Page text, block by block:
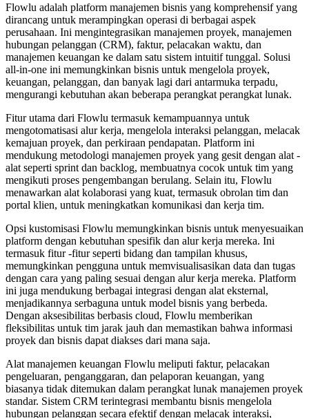
Flowlu adalah platform manajemen bisnis yang komprehensif yang
dirancang untuk merampingkan operasi di berbagai aspek
perusahaan. Ini mengintegrasikan manajemen proyek, manajemen
hubungan pelanggan (CRM), faktur, pelacakan waktu, dan
manajemen keuangan ke dalam satu sistem intuitif tunggal. Solusi
all-in-one ini memungkinkan bisnis untuk mengelola proyek,
keuangan, pelanggan, dan banyak lagi dari antarmuka terpadu,
mengurangi kebutuhan akan beberapa perangkat perangkat lunak.
Fitur utama dari Flowlu termasuk kemampuannya untuk
mengotomatisasi alur kerja, mengelola interaksi pelanggan, melacak
kemajuan proyek, dan perkiraan pendapatan. Platform ini
mendukung metodologi manajemen proyek yang gesit dengan alat -
alat seperti sprint dan backlog, membuatnya cocok untuk tim yang
mengikuti proses pengembangan berulang. Selain itu, Flowlu
menawarkan alat kolaborasi yang kuat, termasuk obrolan tim dan
portal klien, untuk meningkatkan komunikasi dan kerja tim.
Opsi kustomisasi Flowlu memungkinkan bisnis untuk menyesuaikan
platform dengan kebutuhan spesifik dan alur kerja mereka. Ini
termasuk fitur -fitur seperti bidang dan tampilan khusus,
memungkinkan pengguna untuk memvisualisasikan data dan tugas
dengan cara yang paling sesuai dengan alur kerja mereka. Platform
ini juga mendukung berbagai integrasi dengan alat eksternal,
menjadikannya serbaguna untuk model bisnis yang berbeda.
Dengan aksesibilitas berbasis cloud, Flowlu memberikan
fleksibilitas untuk tim jarak jauh dan memastikan bahwa informasi
proyek dan bisnis dapat diakses dari mana saja.
Alat manajemen keuangan Flowlu meliputi faktur, pelacakan
pengeluaran, penganggaran, dan pelaporan keuangan, yang
biasanya tidak ditemukan dalam perangkat lunak manajemen proyek
standar. Sistem CRM terintegrasi membantu bisnis mengelola
hubungan pelanggan secara efektif dengan melacak interaksi,